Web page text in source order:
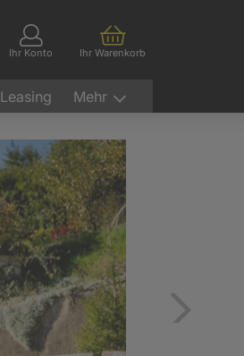
Ihr Konto Ihr Warenkorb
Leasing Mehr